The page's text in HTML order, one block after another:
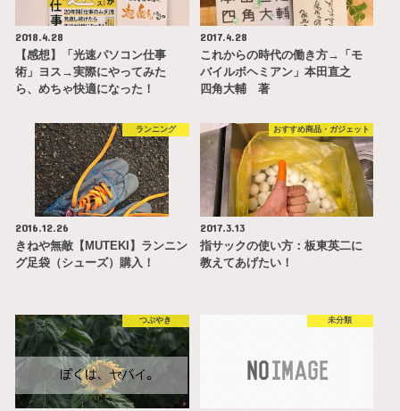
2018.4.28
【感想】「光速パソコン仕事
術」ヨス→実際にやってみた
ら、めちゃ快適になった！
2017.4.28
これからの時代の働き方→「モ
バイルボヘミアン」本田直之
四角大輔 著
ランニング
2016.12.26
きねや無敵【MUTEKI】ランニン
グ足袋（シューズ）購入！
おすすめ商品・ガジェット
2017.3.13
指サックの使い方：板東英二に
教えてあげたい！
つぶやき 未分類